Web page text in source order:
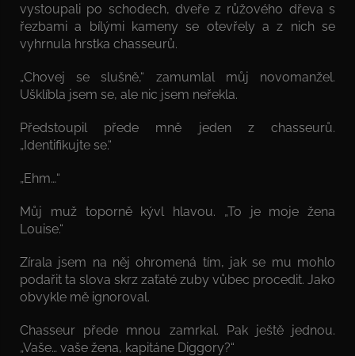
vystoupali po schodech, dveře z růžového dřeva s
řezbami a bílými kameny se otevřely a z nich se
vyhrnula hrstka chasseurů.
„Chovej se slušně,“ zamumlal můj novomanžel.
Ušklíbla jsem se, ale nic jsem neřekla.
Předstoupil přede mně jeden z chasseurů.
„Identifikujte se.“
„Ehm…“
Můj muž toporně kývl hlavou. „To je moje žena
Louise.“
Zírala jsem na něj ohromená tím, jak se mu mohlo
podařit ta slova skrz zaťaté zuby vůbec procedit. Jako
obvykle mě ignoroval.
Chasseur přede mnou zamrkal. Pak ještě jednou.
„Vaše… vaše žena, kapitáne Diggory?“